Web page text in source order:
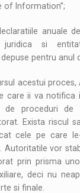
of Information”;
anuale
juridica si
pentru anul
acestui proces,
care ii va notifica
de proceduri de
Exista riscul
cele pe care
Autoritatile vor
prin prisma
deci nu
si finale.